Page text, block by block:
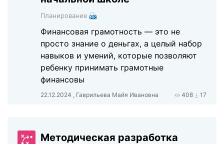
Планирование
Финансовая грамотность — это не
просто знание о деньгах, а целый набор
навыков и умений, которые позволяют
ребенку принимать грамотные
финансовы
22.12.2024 , Гаврильева Майя Ивановна 408 17
Методическая разработка